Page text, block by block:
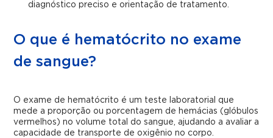
diagnóstico preciso e orientação de tratamento.
O que é hematócrito no exame
de sangue?
O exame de hematócrito é um teste laboratorial que
mede a proporção ou porcentagem de hemácias (glóbulos
vermelhos) no volume total do sangue, ajudando a avaliar a
capacidade de transporte de oxigênio no corpo.